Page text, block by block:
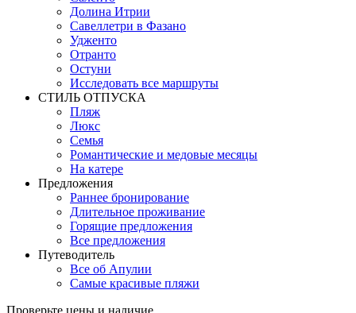
Долина Итрии
Савеллетри в Фазано
Удженто
Отранто
Остуни
Исследовать все маршруты
СТИЛЬ OТПУСКА
Пляж
Люкс
Семья
Романтические и медовые месяцы
На катере
Предложения
Раннее бронирование
Длительное проживание
Горящие предложения
Все предложения
Путеводитель
Все об Апулии
Самые красивые пляжи
Проверьте цены и наличие